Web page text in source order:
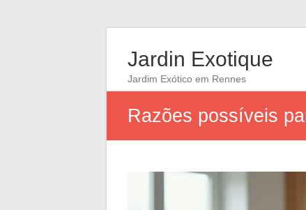
Jardin Exotique
Jardim Exótico em Rennes
Razões possíveis